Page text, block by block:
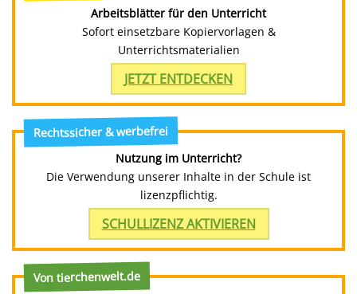
Arbeitsblätter für den Unterricht
Sofort einsetzbare Kopiervorlagen &
Unterrichtsmaterialien
JETZT ENTDECKEN
Rechtssicher & werbefrei
Nutzung im Unterricht?
Die Verwendung unserer Inhalte in der Schule ist
lizenzpflichtig.
SCHULLIZENZ AKTIVIEREN
Von tierchenwelt.de